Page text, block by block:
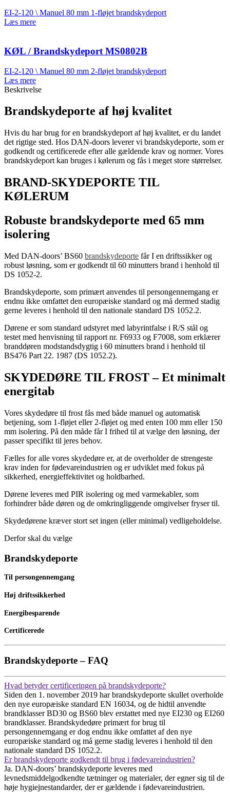
EI-2-120 \ Manuel 80 mm 1-fløjet brandskydeport
Læs mere
KØL / Brandskydeport MS0802B
EI-2-120 \ Manuel 80 mm 2-fløjet brandskydeport
Læs mere
Beskrivelse
Brandskydeporte af høj kvalitet
Hvis du har brug for en brandskydeport af høj kvalitet, er du landet
det rigtige sted. Hos DAN-doors leverer vi brandskydeporte, som er
godkendt og certificerede efter alle gældende krav og normer. Vores
brandskydeport kan bruges i kølerum og fås i meget store størrelser.
BRAND-SKYDEPORTE TIL
KØLERUM
Robuste brandskydeporte med 65 mm
isolering
Med DAN-doors’ BS60 brandskydeporte får I en driftssikker og
robust løsning, som er godkendt til 60 minutters brand i henhold til
DS 1052-2.
Brandskydeporte, som primært anvendes til persongennemgang er
endnu ikke omfattet den europæiske standard og må dermed stadig
gerne leveres i henhold til den nationale standard DS 1052.2.
Dørene er som standard udstyret med labyrintfalse i R/S stål og
testet med henvisning til rapport nr. F6933 og F7008, som erklærer
branddøren modstandsdygtig i 60 minutters brand i henhold til
BS476 Part 22. 1987 (DS 1052.2).
SKYDEDØRE TIL FROST – Et minimalt
energitab
Vores skydedøre til frost fås med både manuel og automatisk
betjening, som 1-fløjet eller 2-fløjet og med enten 100 mm eller 150
mm isolering. På den måde får I frihed til at vælge den løsning, der
passer specifikt til jeres behov.
Fælles for alle vores skydedøre er, at de overholder de strengeste
krav inden for fødevareindustrien og er udviklet med fokus på
sikkerhed, energieffektivitet og holdbarhed.
Dørene leveres med PIR isolering og med varmekabler, som
forhindrer både døren og de omkringliggende omgivelser fryser til.
Skydedørene kræver stort set ingen (eller minimal) vedligeholdelse.
Derfor skal du vælge
Brandskydeporte
Til persongennemgang
Høj driftssikkerhed
Energibesparende
Certificerede
Brandskydeporte – FAQ
Hvad betyder certificeringen på brandskydeporte?
Siden den 1. november 2019 har brandskydeporte skullet overholde
den nye europæiske standard EN 16034, og de hidtil anvendte
brandklasser BD30 og BS60 blev erstattet med nye EI230 og EI260
brandklasser. Brandskydedøre primært for brug til
persongennemgang er dog endnu ikke omfattet af den nye
europæiske standard og må gerne stadig leveres i henhold til den
nationale standard DS 1052.2.
Er brandskydeporte godkendt til brug i fødevareindustrien?
Ja. DAN-doors’ brandskydeporte leveres med
levnedsmiddelgodkendte tætninger og materialer, der egner sig til de
høje hygiejnestandarder, der er gældende i fødevareindustrien.